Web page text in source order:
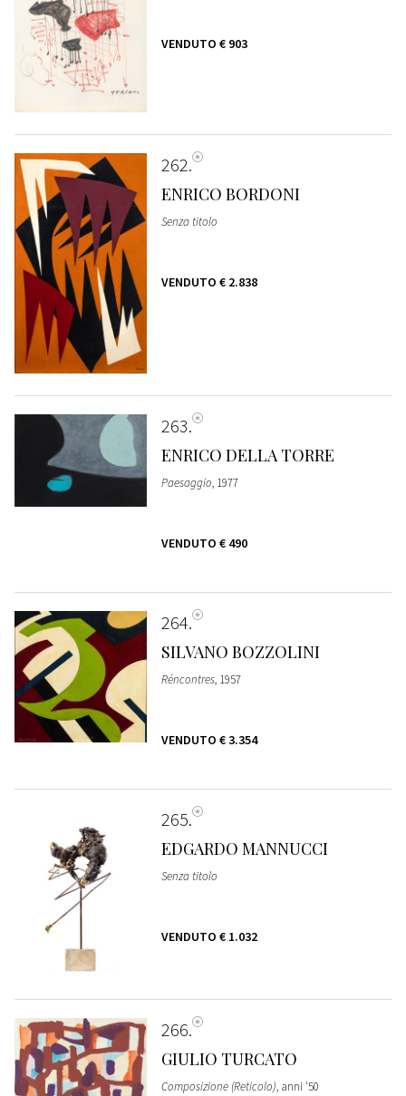
VENDUTO € 903
262
ENRICO BORDONI
Senza titolo
VENDUTO € 2.838
263
ENRICO DELLA TORRE
Paesaggio, 1977
VENDUTO € 490
264
SILVANO BOZZOLINI
Réncontres, 1957
VENDUTO € 3.354
265
EDGARDO MANNUCCI
Senza titolo
VENDUTO € 1.032
266
GIULIO TURCATO
Composizione (Reticolo), anni '50